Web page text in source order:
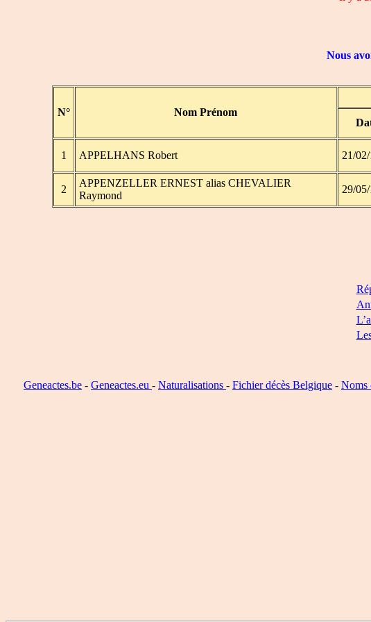
Nous
N° Nom Prénom
1 APPELHANS Robert 21/
2
APPENZELLER ERNEST alias CHEVALIER
Raymond
29/
Geneactes.be - Geneactes.eu - Naturalisations - Fichier décès Belgique - Noms